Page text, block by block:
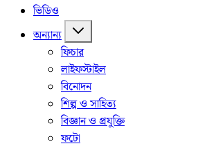
ভিডিও
অন্যান্য
ফিচার
লাইফস্টাইল
বিনোদন
শিল্প ও সাহিত্য
বিজ্ঞান ও প্রযুক্তি
ফটো